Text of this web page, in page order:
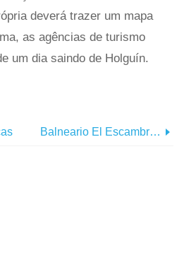
deverá trazer um mapa
as agências de turismo
um dia saindo de Holguín.
Balneario El Escambrón